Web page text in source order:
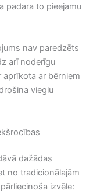
padara to pieejamu
nav paredzēts
arī noderīgu
aprīkota ar bērniem
vieglu
dažādas
no tradicionālajām
izvēle: